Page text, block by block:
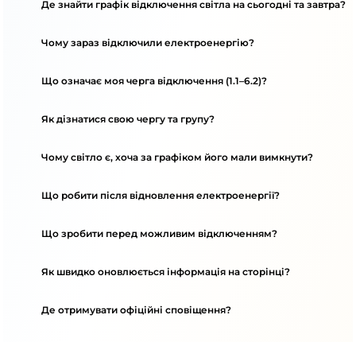
Де знайти графік відключення світла на сьогодні та завтра?
Чому зараз відключили електроенергію?
Що означає моя черга відключення (1.1–6.2)?
Як дізнатися свою чергу та групу?
Чому світло є, хоча за графіком його мали вимкнути?
Що робити після відновлення електроенергії?
Що зробити перед можливим відключенням?
Як швидко оновлюється інформація на сторінці?
Де отримувати офіційні сповіщення?